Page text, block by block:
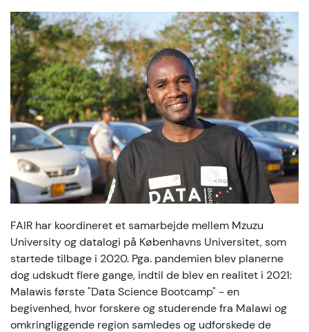
FAIR har koordineret et samarbejde mellem Mzuzu
University og datalogi på Københavns Universitet, som
startede tilbage i 2020. Pga. pandemien blev planerne
dog udskudt flere gange, indtil de blev en realitet i 2021:
Malawis første "Data Science Bootcamp" - en
begivenhed, hvor forskere og studerende fra Malawi og
omkringliggende region samledes og udforskede de